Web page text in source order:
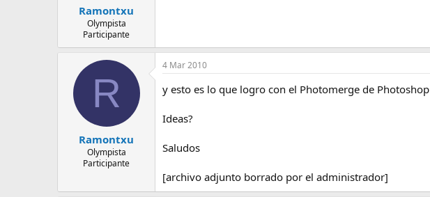
Ramontxu
Olympista
Participante
R
Ramontxu
Olympista
Participante
4 Mar 2010
y esto es lo que logro con el Photomerge de Photoshop
Ideas?
Saludos
[archivo adjunto borrado por el administrador]